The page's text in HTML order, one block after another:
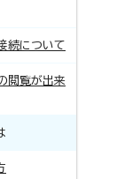
続について
閲覧が出来